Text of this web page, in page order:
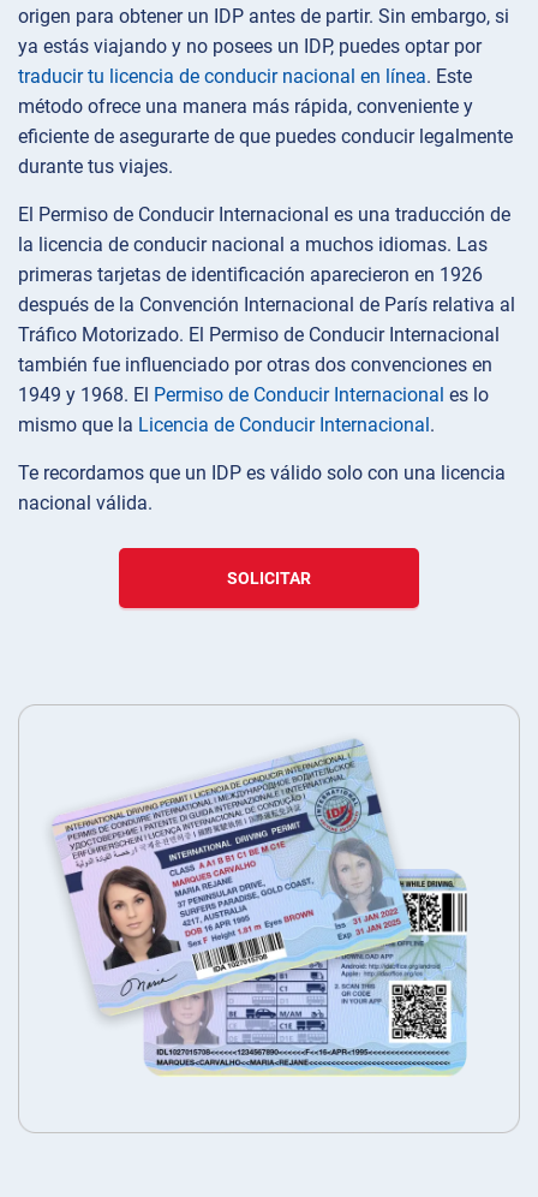
origen para obtener un IDP antes de partir. Sin embargo, si
ya estás viajando y no posees un IDP, puedes optar por
traducir tu licencia de conducir nacional en línea. Este
método ofrece una manera más rápida, conveniente y
eficiente de asegurarte de que puedes conducir legalmente
durante tus viajes.
El Permiso de Conducir Internacional es una traducción de
la licencia de conducir nacional a muchos idiomas. Las
primeras tarjetas de identificación aparecieron en 1926
después de la Convención Internacional de París relativa al
Tráfico Motorizado. El Permiso de Conducir Internacional
también fue influenciado por otras dos convenciones en
1949 y 1968. El Permiso de Conducir Internacional es lo
mismo que la Licencia de Conducir Internacional .
Te recordamos que un IDP es válido solo con una licencia
nacional válida.
SOLICITAR